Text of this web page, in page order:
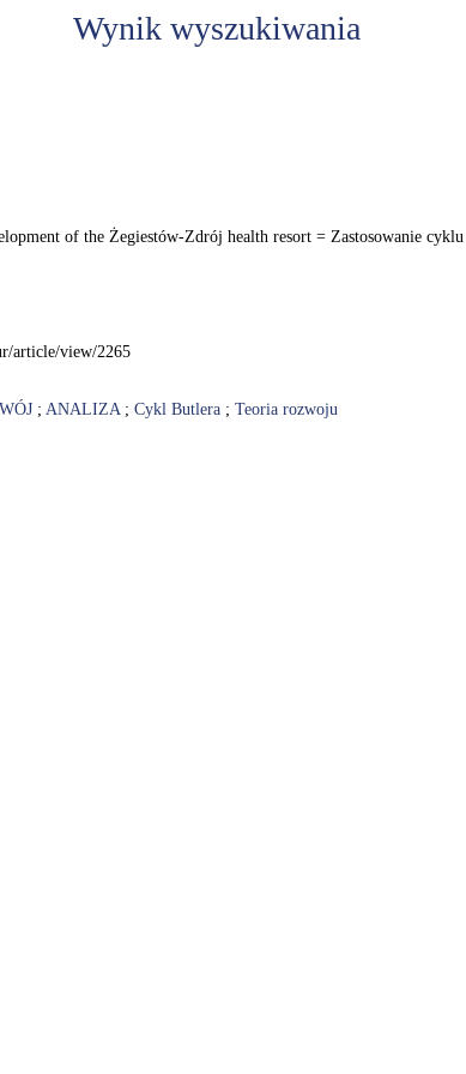
Wynik wyszukiwania
of the Żegiestów-Zdrój health resort = Zastosowanie
article/view/2265
; ANALIZA; Cykl Butlera ; Teoria rozwoju